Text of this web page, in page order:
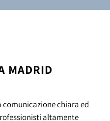
MADRID
comunicazione chiara ed
altamente